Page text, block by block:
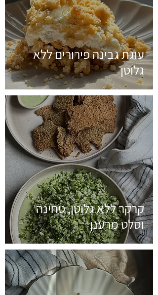
עוגת גבינה פירורים ללא
גלוטן
קרקר ללא גלוטן, טחינה
וסלט מרענן